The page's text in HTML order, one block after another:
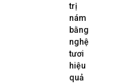
trị
nám
bằng
nghệ
tươi
hiệu
quả